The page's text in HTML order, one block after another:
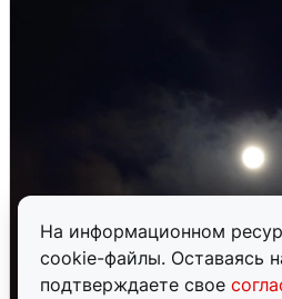
На информационном
cookie-файлы. Оставаясь
подтверждаете свое